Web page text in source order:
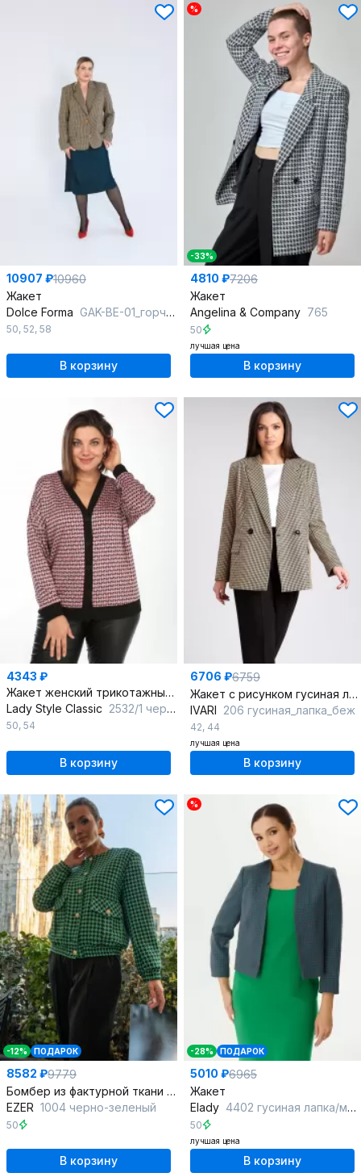
10907 ₽10960
Жакет
Dolce Forma GAK-BE-01_горчица-хвоя
50, 52, 58
В корзину
%
-33%
4810 ₽7206
Жакет
Angelina & Сompany 765
50
лучшая цена
В корзину
4343 ₽
Жакет женский трикотажный из гусиной лапки на каждый день
Lady Style Classic 2532/1 черный_розовый
50, 54
В корзину
6706 ₽6759
Жакет с рисунком гусиная лапка и талиевыми рельефами
IVARI 206 гусиная_лапка_беж
42, 44
лучшая цена
В корзину
-12% ПОДАРОК
8582 ₽9779
Бомбер из фактурной ткани с узором гусиной лапки
EZER 1004 черно-зеленый
50
В корзину
%
-28% ПОДАРОК
5010 ₽6965
Жакет
Elady 4402 гусиная лапка/мультиколор
50
лучшая цена
В корзину